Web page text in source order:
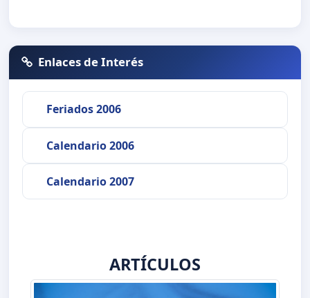
Enlaces de Interés
Feriados 2006
Calendario 2006
Calendario 2007
ARTÍCULOS